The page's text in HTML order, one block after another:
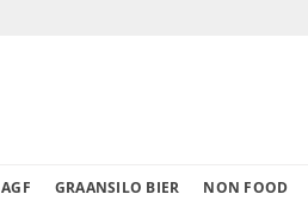
AGF GRAANSILO BIER NON FOOD